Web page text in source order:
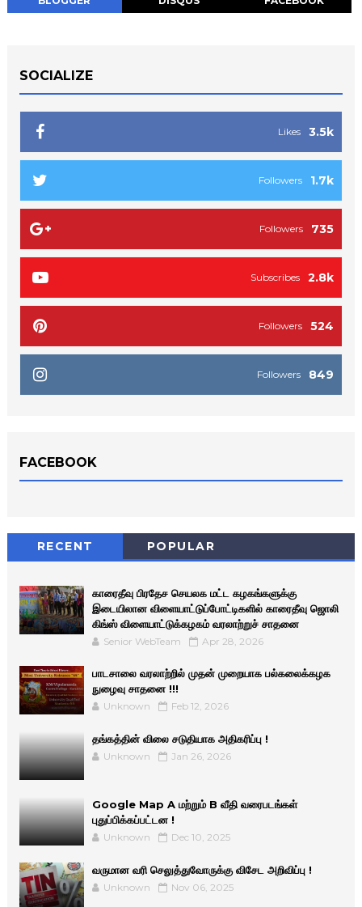
SOCIALIZE
3.5k
Likes
1.7k
Followers
735
Followers
2.8k
Subscribes
524
Followers
849
Followers
FACEBOOK
RECENT POPULAR
காரைதீவு பிரதேச செயலக மட்ட கழகங்களுக்கு
இடையிலான விளையாட்டுப்போட்டிகளில் காரைதீவு ஜொலி
கிங்ஸ் விளையாட்டுக்கழகம் வரலாற்றுச் சாதனை
Senior WebTeam Apr 28, 2026
பாடசாலை வரலாற்றில் முதன் முறையாக பல்கலைக்கழக
நுழைவு சாதனை !!!
Unknown Feb 12, 2026
தங்கத்தின் விலை சடுதியாக அதிகரிப்பு !
Unknown Jan 26, 2026
Google Map A மற்றும் B வீதி வரைபடங்கள்
புதுப்பிக்கப்பட்டன !
Unknown Dec 10, 2025
வருமான வரி செலுத்துவோருக்கு விசேட அறிவிப்பு !
Unknown Nov 06, 2025